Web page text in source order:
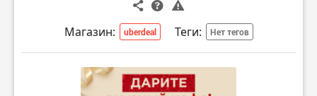
Магазин: uberdeal Теги: Нет тегов